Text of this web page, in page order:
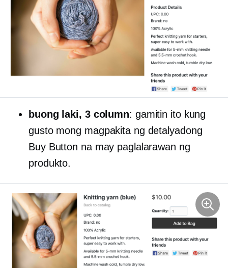
buong laki, 3 column: gamitin ito kung
gusto mong magpakita ng detalyadong
Buy Button na may paglalarawan ng
produkto.